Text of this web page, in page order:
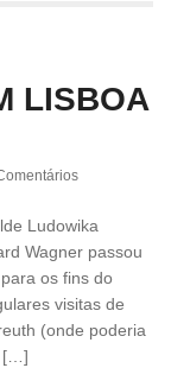
LISBOA
Ludowika
Wagner passou
os fins do
visitas de
(onde poderia
[…]